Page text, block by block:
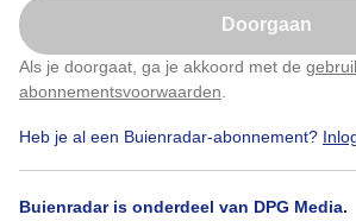
Doorgaan
Als je doorgaat, ga je akkoord met de
abonnementsvoorwaarden
Heb je al een Buienradar-abonnement?
Buienradar is onderdeel van DPG Media.
Door: Jos Hebben Gemaakt: 19-07-2025, 42x
Zomer Regen Wolken
Klik hierom dit aan te